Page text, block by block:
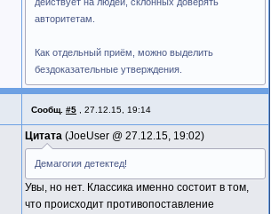
авторитетам.
Как отдельный приём, можно выделить
бездоказательные утверждения.
Сообщ. #5 27.12.15, 19:14
Цитата JoeUser @ 27.12.15, 19:02
Демагогия детектед!
Увы, но нет. Классика именно состоит в том,
что происходит противопоставление